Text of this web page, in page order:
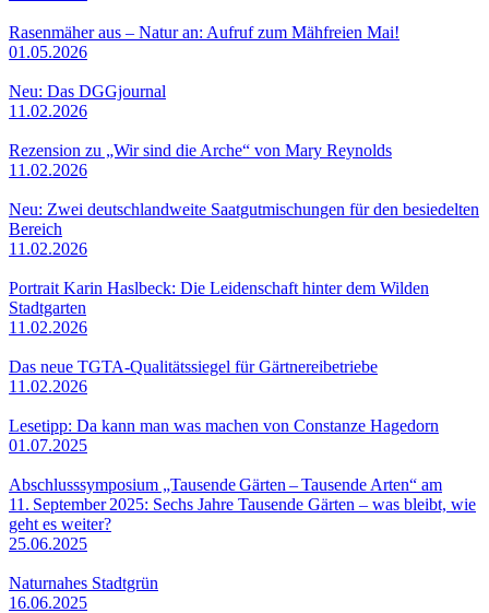
Rasenmäher aus – Natur an: Aufruf zum Mähfreien Mai!
01.05.2026
Neu: Das DGGjournal
11.02.2026
Rezension zu „Wir sind die Arche“ von Mary Reynolds
11.02.2026
Neu: Zwei deutschlandweite Saatgutmischungen für den besiedelten
Bereich
11.02.2026
Portrait Karin Haslbeck: Die Leidenschaft hinter dem Wilden
Stadtgarten
11.02.2026
Das neue TGTA-Qualitätssiegel für Gärtnereibetriebe
11.02.2026
Lesetipp: Da kann man was machen von Constanze Hagedorn
01.07.2025
Abschlusssymposium „Tausende Gärten – Tausende Arten“ am
11. September 2025: Sechs Jahre Tausende Gärten – was bleibt, wie
geht es weiter?
25.06.2025
Naturnahes Stadtgrün
16.06.2025